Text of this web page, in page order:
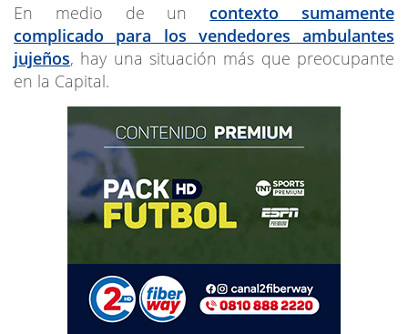
En medio de un contexto sumamente
complicado para los vendedores ambulantes
jujeños, hay una situación más que preocupante
en la Capital.